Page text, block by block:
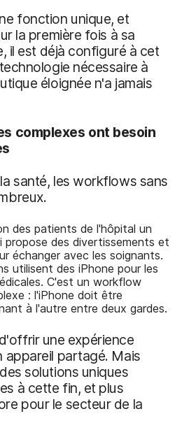
fonction unique, et
la première fois à sa
il est déjà configuré à cet
nécessaire à
éloignée n'a jamais
complexes ont besoin
santé, les workflows sans
des patients de l'hôpital un
propose des divertissements et
échanger avec les soignants.
utilisent des iPhone pour les
C'est un workflow
: l'iPhone doit être
à l'autre entre deux gardes.
une expérience
appareil partagé. Mais
solutions uniques
à cette fin, et plus
pour le secteur de la